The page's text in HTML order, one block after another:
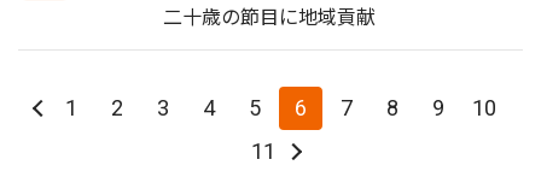
二十歳の節目に地域貢献
1 2 3 4 5 6 7 8 9
10
11